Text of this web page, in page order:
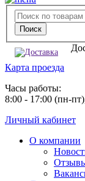
Карта проезда
Часы работы:
8:00 - 17:00 (пн-
Личный кабинет
О компании